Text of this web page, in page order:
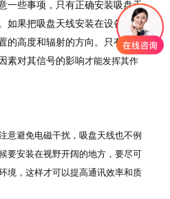
一些事项，只有正确安装吸盘天
如果把吸盘天线安装在设备上一
的高度和辐射的方向。只有安装
素对其信号的影响才能发挥其作
意避免电磁干扰，吸盘天线也不例
要安装在视野开阔的地方，要尽可
境，这样才可以提高通讯效率和质